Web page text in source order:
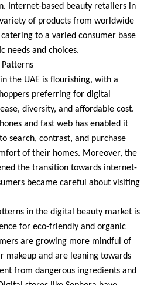
Internet-based beauty retailers in
of products from worldwide
to a varied consumer base
needs and choices.
Patterns
the UAE is flourishing, with a
preferring for digital
diversity, and affordable cost.
and fast web has enabled it
search, contrast, and purchase
of their homes. Moreover, the
the transition towards internet-
became careful about visiting
in the digital beauty market is
for eco-friendly and organic
are growing more mindful of
makeup and are leaning towards
from dangerous ingredients and